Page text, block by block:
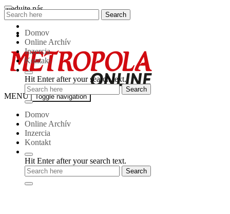
Skip
to
content
Sledujte nás
Metropola-
MENU Toggle navigation
Domov
Online Archív
Inzercia
Kontakt
Hit Enter after your search text.
Search
for:
Search
Domov
Online Archív
Inzercia
Kontakt
Hit Enter after your search text.